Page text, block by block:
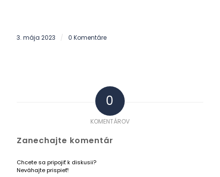
3. mája 2023 / 0 Komentáre
0
KOMENTÁROV
Zanechajte komentár
Chcete sa pripojiť k diskusii?
Neváhajte prispieť!